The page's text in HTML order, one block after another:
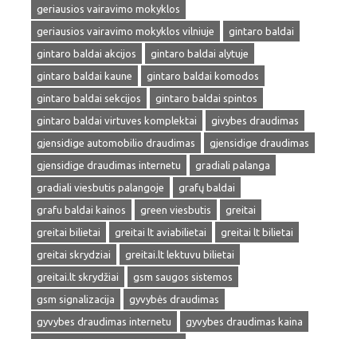
geriausios vairavimo mokyklos
geriausios vairavimo mokyklos vilniuje
gintaro baldai
gintaro baldai akcijos
gintaro baldai alytuje
gintaro baldai kaune
gintaro baldai komodos
gintaro baldai sekcijos
gintaro baldai spintos
gintaro baldai virtuves komplektai
givybes draudimas
gjensidige automobilio draudimas
gjensidige draudimas
gjensidige draudimas internetu
gradiali palanga
gradiali viesbutis palangoje
grafų baldai
grafu baldai kainos
green viesbutis
greitai
greitai bilietai
greitai lt aviabilietai
greitai lt bilietai
greitai skrydziai
greitai.lt lektuvu bilietai
greitai.lt skrydžiai
gsm saugos sistemos
gsm signalizacija
gyvybės draudimas
gyvybes draudimas internetu
gyvybes draudimas kaina